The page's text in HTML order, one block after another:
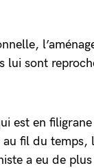
lui sont
est en
fil du temps,
a eu de